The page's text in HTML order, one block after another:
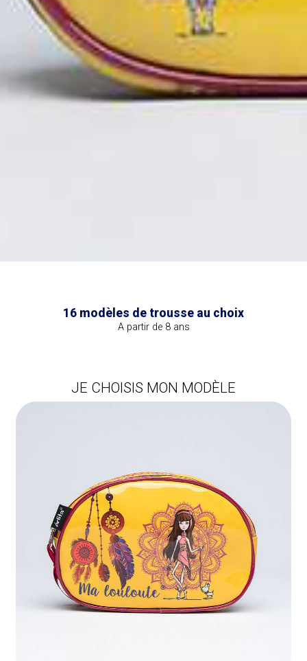
16 modèles de trousse au choix
A partir de 8 ans
JE CHOISIS MON MODÈLE